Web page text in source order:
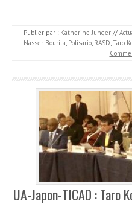
Publier par : Katherine Junger //
Nasser Bourita, Polisario, RASD,Taro
UA-Japon-TICAD : Taro